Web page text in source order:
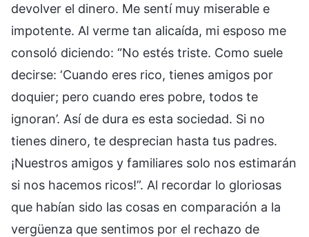
devolver el dinero. Me sentí muy miserable e
impotente. Al verme tan alicaída, mi esposo me
consoló diciendo: “No estés triste. Como suele
decirse: ‘Cuando eres rico, tienes amigos por
doquier; pero cuando eres pobre, todos te
ignoran’. Así de dura es esta sociedad. Si no
tienes dinero, te desprecian hasta tus padres.
¡Nuestros amigos y familiares solo nos estimarán
si nos hacemos ricos!”. Al recordar lo gloriosas
que habían sido las cosas en comparación a la
vergüenza que sentimos por el rechazo de